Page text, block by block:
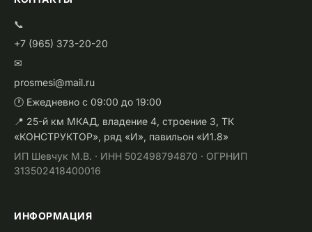
📞
+7 (965) 373-20-20
✉
prosmesi@mail.ru
🕐 Ежедневно с 09:00 до 19:00
📍 25-й км МКАД, владение 4, строение 3, ТК
«КОНСТРУКТОР», ряд «И», павильон «И1.8»
ИП Шевчук М.В. · ИНН 502498794870 · ОГРНИП
313502418400016
ИНФОРМАЦИЯ